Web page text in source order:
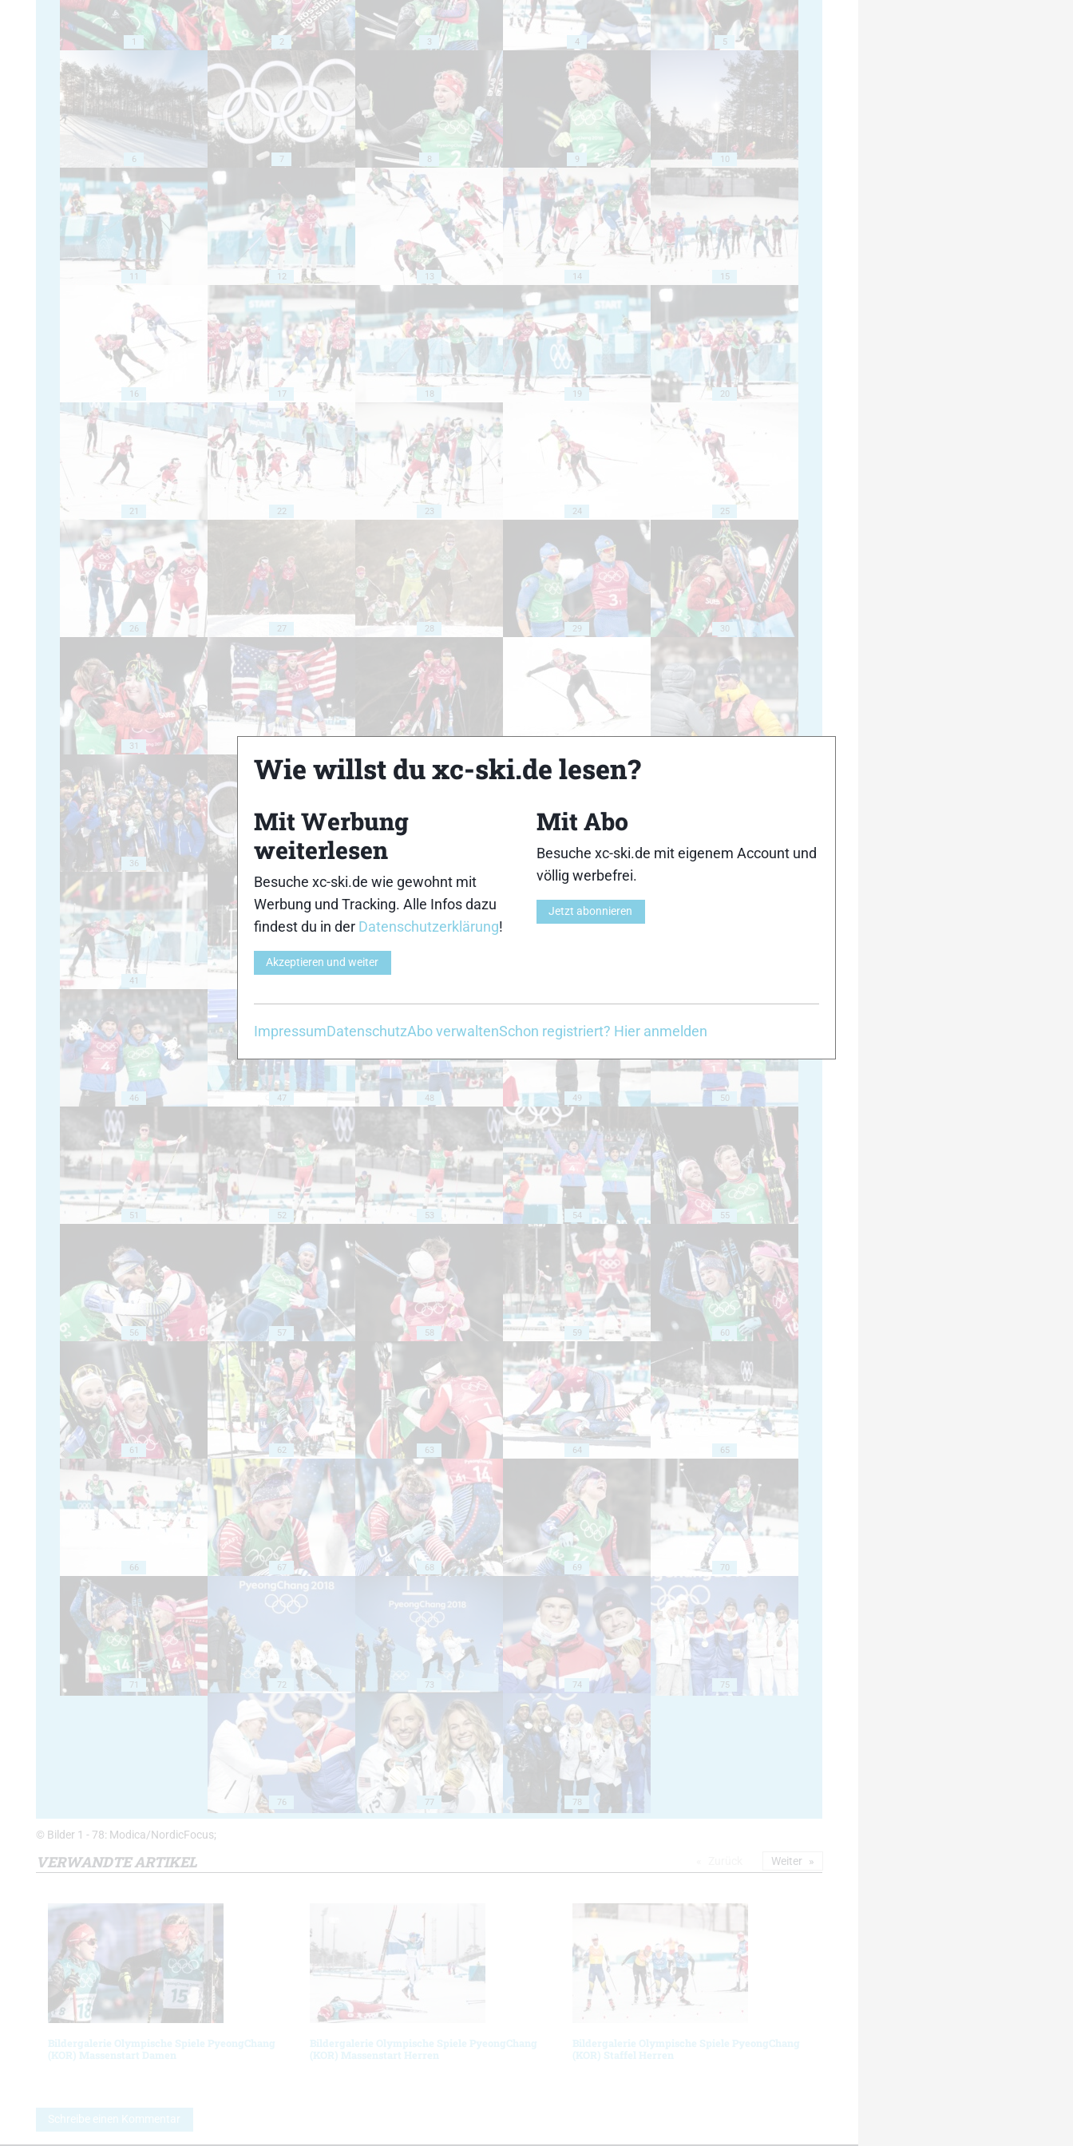
1 2 3 4 5
6 7 8 9 10
11 12 13 14 15
16 17 18 19 20
21 22 23 24 25
26 27 28 29 30
31
36 37
41
46 47 48 49 50
51 52 53 54 55
56 57 58 59 60
61 62 63 64 65
66 67 68 69 70
71 72 73 74 75
76 77 78
© Bilder 1 - 78: Modica/NordicFocus;
VERWANDTE ARTIKEL
Bildergalerie Olympische Spiele PyeongChang
(KOR) Massenstart Damen
Bildergalerie Olympische Spiele PyeongChang
(KOR) Massenstart Herren
Bildergalerie Olympische Spiele PyeongChang
(KOR) Staffel Herren
Weiter
Schreibe einen Kommentar
Wie willst du xc-ski.de lesen?
Mit Werbung
weiterlesen
Besuche xc-ski.de wie gewohnt mit
Werbung und Tracking. Alle Infos dazu
findest du in der Datenschutzerklärung!
Akzeptieren und weiter
Mit Abo
Besuche xc-ski.de mit eigenem Account und
völlig werbefrei.
Jetzt abonnieren
ImpressumDatenschutzAbo verwaltenSchon registriert? Hier anmelden